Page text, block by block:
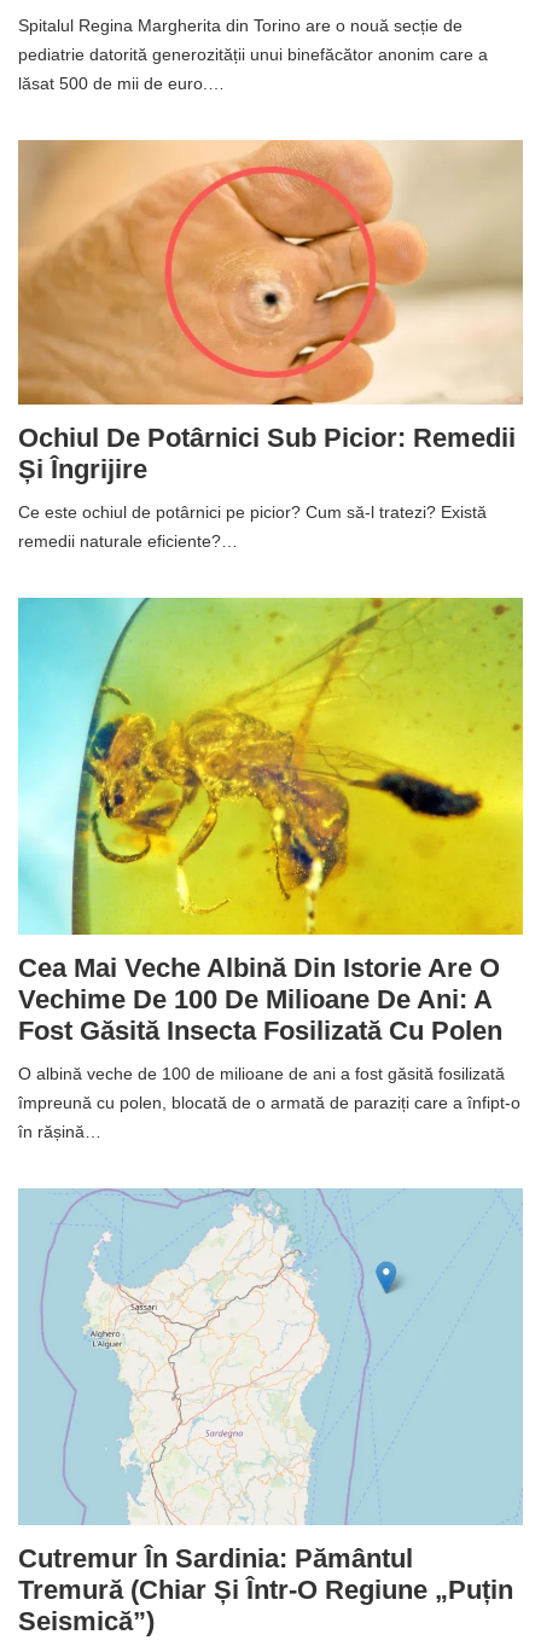
Spitalul Regina Margherita din Torino are o nouă secție de
pediatrie datorită generozității unui binefăcător anonim care a
lăsat 500 de mii de euro.…
Ochiul De Potârnici Sub Picior: Remedii
Și Îngrijire
Ce este ochiul de potârnici pe picior? Cum să-l tratezi? Există
remedii naturale eficiente?…
Cea Mai Veche Albină Din Istorie Are O
Vechime De 100 De Milioane De Ani: A
Fost Găsită Insecta Fosilizată Cu Polen
O albină veche de 100 de milioane de ani a fost găsită fosilizată
împreună cu polen, blocată de o armată de paraziți care a înfipt-o
în rășină…
Cutremur În Sardinia: Pământul
Tremură (chiar Și Într-O Regiune „puțin
Seismică”)